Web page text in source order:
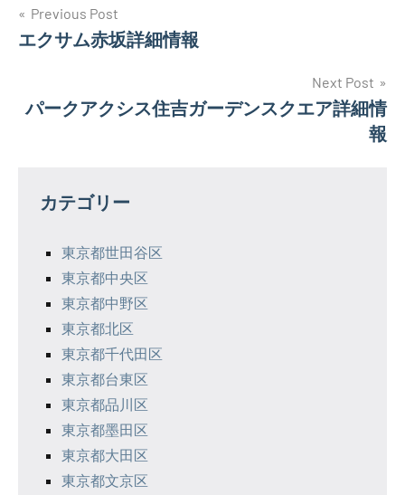
投
稿
ビ
ー
Previous Post
エクサム赤坂詳細情報
Next Post
パークアクシス住吉ガーデンスクエア詳細情
報
カテゴリー
東京都世田谷区
東京都中央区
東京都中野区
東京都北区
東京都千代田区
東京都台東区
東京都品川区
東京都墨田区
東京都大田区
東京都文京区